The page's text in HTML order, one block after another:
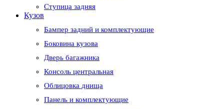
Ступица задняя
Кузов
Бампер задний и комплектующие
Боковина кузова
Дверь багажника
Консоль центральная
Облицовка днища
Панель и комплектующие